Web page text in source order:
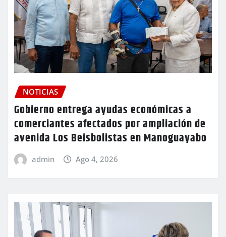
NOTICIAS
Gobierno entrega ayudas económicas a
comerciantes afectados por ampliación de
avenida Los Beisbolistas en Manoguayabo
admin Ago 4, 2026